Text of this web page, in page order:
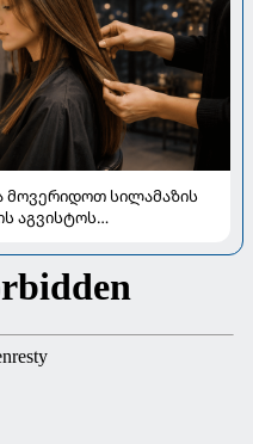
მოვერიდოთ სილამაზის
აგვისტოს